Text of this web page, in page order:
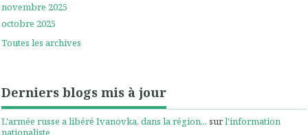
novembre 2025
octobre 2025
Toutes les archives
Derniers blogs mis à jour
L'armée russe a libéré Ivanovka, dans la région... surl'information
nationaliste